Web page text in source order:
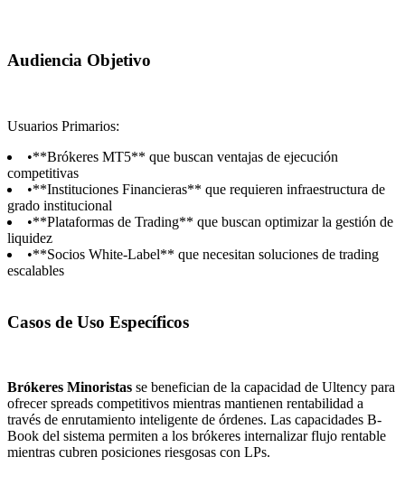
Audiencia Objetivo
Usuarios Primarios:
•**Brókeres MT5** que buscan ventajas de ejecución
competitivas
•**Instituciones Financieras** que requieren infraestructura de
grado institucional
•**Plataformas de Trading** que buscan optimizar la gestión de
liquidez
•**Socios White-Label** que necesitan soluciones de trading
escalables
Casos de Uso Específicos
Brókeres Minoristas se benefician de la capacidad de Ultency para
ofrecer spreads competitivos mientras mantienen rentabilidad a
través de enrutamiento inteligente de órdenes. Las capacidades B-
Book del sistema permiten a los brókeres internalizar flujo rentable
mientras cubren posiciones riesgosas con LPs.